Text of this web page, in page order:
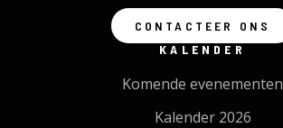
CONTACTEER ONS
KALENDER
Komende evenementen
Kalender 2026